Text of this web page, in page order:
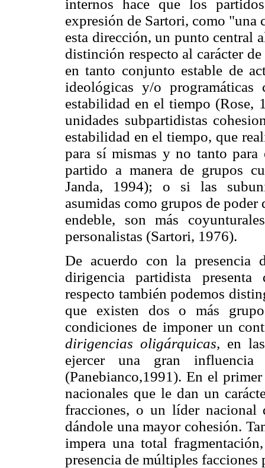
internos hace que los
expresión de Sartori, como
esta dirección, un punto central
distinción respecto al carácter
en tanto conjunto estable de
ideológicas y/o
estabilidad en el tiempo
unidades subpartidistas
estabilidad en el tiempo, que
para sí mismas y no tanto
partido a manera de grupos
Janda, 1994); o si las
asumidas como grupos de poder
endeble, son más
personalistas (Sartori, 1976).
De acuerdo con la presencia
dirigencia partidista
respecto también podemos
que existen dos o más
condiciones de imponer un
dirigencias oligárquicas, en
ejercer una gran
(Panebianco,1991). En el
nacionales que le dan un
fracciones, o un líder nacional
dándole una mayor cohesión.
impera una total
presencia de múltiples facciones